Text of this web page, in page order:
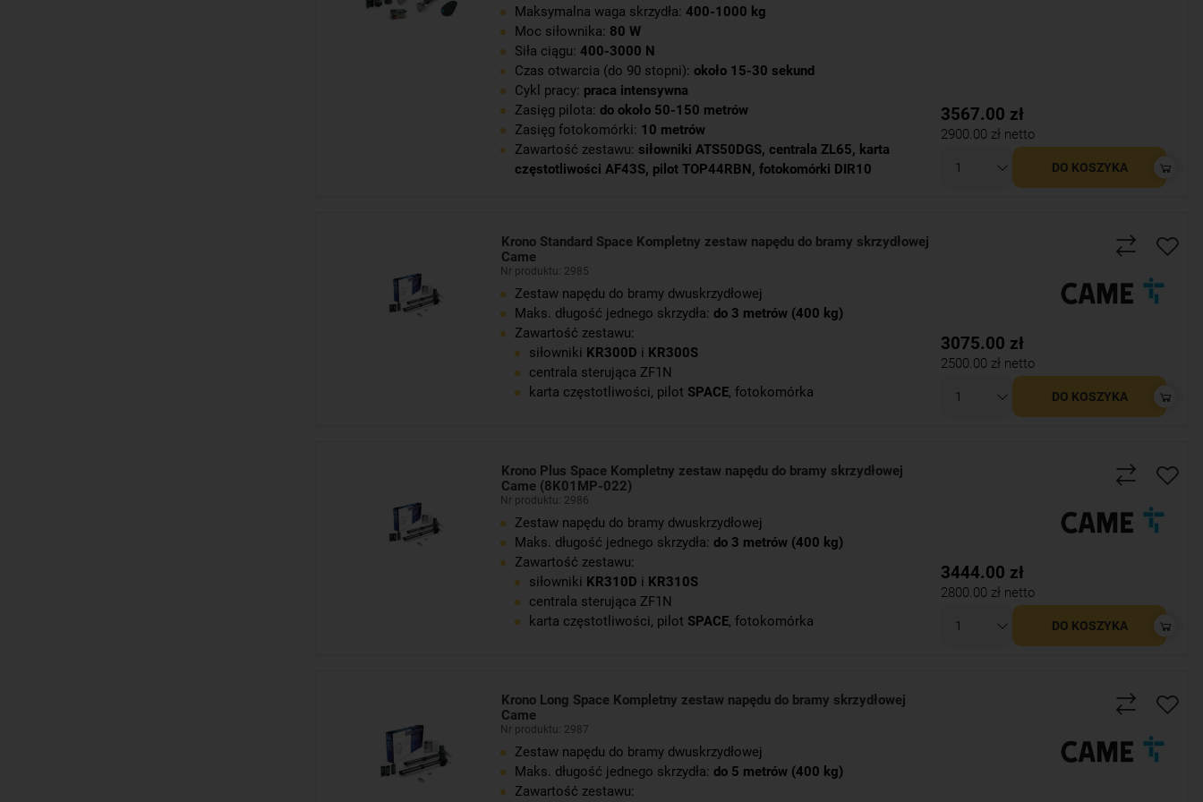
Maksymalna waga skrzydła: 400-1000 kg
Moc siłownika: 80 W
Siła ciągu: 400-3000 N
Czas otwarcia (do 90 stopni): około 15-30 sekund
Cykl pracy: praca intensywna
Zasięg pilota: do około 50-150 metrów
Zasięg fotokomórki: 10 metrów
Zawartość zestawu: siłowniki ATS50DGS, centrala ZL65, karta
częstotliwości AF43S, pilot TOP44RBN, fotokomórki DIR10
3567.00 zł
2900.00 zł netto
DO KOSZYKA
Krono Standard Space Kompletny zestaw napędu do bramy skrzydłowej
Came
Nr produktu: 2985
Zestaw napędu do bramy dwuskrzydłowej
Maks. długość jednego skrzydła: do 3 metrów (400 kg)
Zawartość zestawu:
siłowniki KR300D i KR300S
centrala sterująca ZF1N
karta częstotliwości, pilot SPACE, fotokomórka
3075.00 zł
2500.00 zł netto
DO KOSZYKA
Krono Plus Space Kompletny zestaw napędu do bramy skrzydłowej
Came (8K01MP-022)
Nr produktu: 2986
Zestaw napędu do bramy dwuskrzydłowej
Maks. długość jednego skrzydła: do 3 metrów (400 kg)
Zawartość zestawu:
siłowniki KR310D i KR310S
centrala sterująca ZF1N
karta częstotliwości, pilot SPACE, fotokomórka
3444.00 zł
2800.00 zł netto
DO KOSZYKA
Krono Long Space Kompletny zestaw napędu do bramy skrzydłowej
Came
Nr produktu: 2987
Zestaw napędu do bramy dwuskrzydłowej
Maks. długość jednego skrzydła: do 5 metrów (400 kg)
Zawartość zestawu: